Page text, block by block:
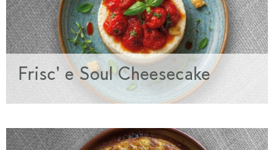
Frisc' e Soul Cheesecake